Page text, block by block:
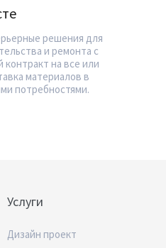
решения для
и ремонта с
на все или
материалов в
потребностями.
Услуги
Дизайн проект